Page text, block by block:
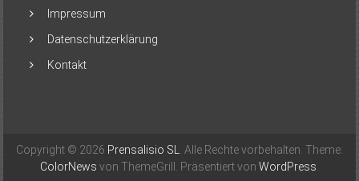
Impressum
Datenschutzerklärung
Kontakt
Copyright © 2026 Prensalisio SL. Alle Rechte vorbehalten. Theme:
ColorNews von ThemeGrill. Präsentiert von WordPress.